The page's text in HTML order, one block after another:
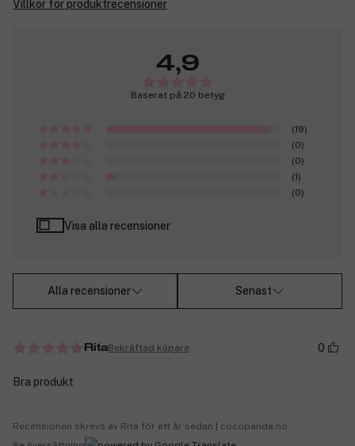
Villkor för produktrecensioner
4,9
Baserat på 20 betyg
(19)
(0)
(0)
(1)
(0)
Visa alla recensioner
Alla recensioner Senast
RitaBekräftad köpare 0
Bra produkt
Recensionen skrevs av Rita för ett år sedan | cocopanda.no